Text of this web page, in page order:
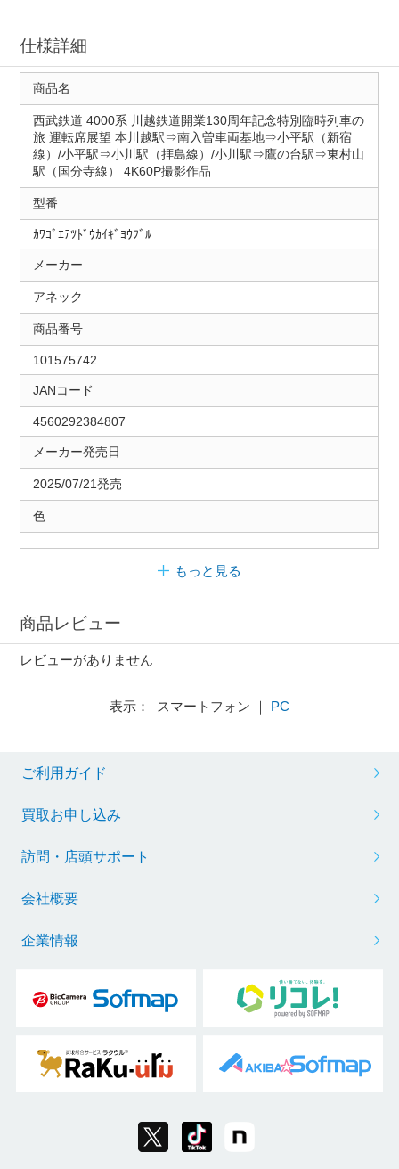
仕様詳細
商品名
西武鉄道 4000系 川越鉄道開業130周年記念特別臨時列車の
旅 運転席展望 本川越駅⇒南入曽車両基地⇒小平駅（新宿
線）/小平駅⇒小川駅（拝島線）/小川駅⇒鷹の台駅⇒東村山
駅（国分寺線） 4K60P撮影作品
型番
ｶﾜｺﾞｴﾃﾂﾄﾞｳｶｲｷﾞﾖｳﾌﾞﾙ
メーカー
アネック
商品番号
101575742
JANコード
4560292384807
メーカー発売日
2025/07/21発売
色
もっと見る
商品レビュー
レビューがありません
表示： スマートフォン ｜ PC
ご利用ガイド
買取お申し込み
訪問・店頭サポート
会社概要
企業情報